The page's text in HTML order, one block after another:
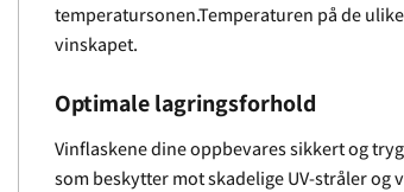
temperatursonen.Temperaturen på de
vinskapet.
Optimale lagringsforhold
Vinflaskene dine oppbevares sikkert og
som beskytter mot skadelige UV-stråler og